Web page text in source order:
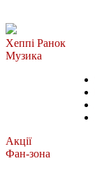
Хеппі Ранок
Музика
Акції
Фан-зона